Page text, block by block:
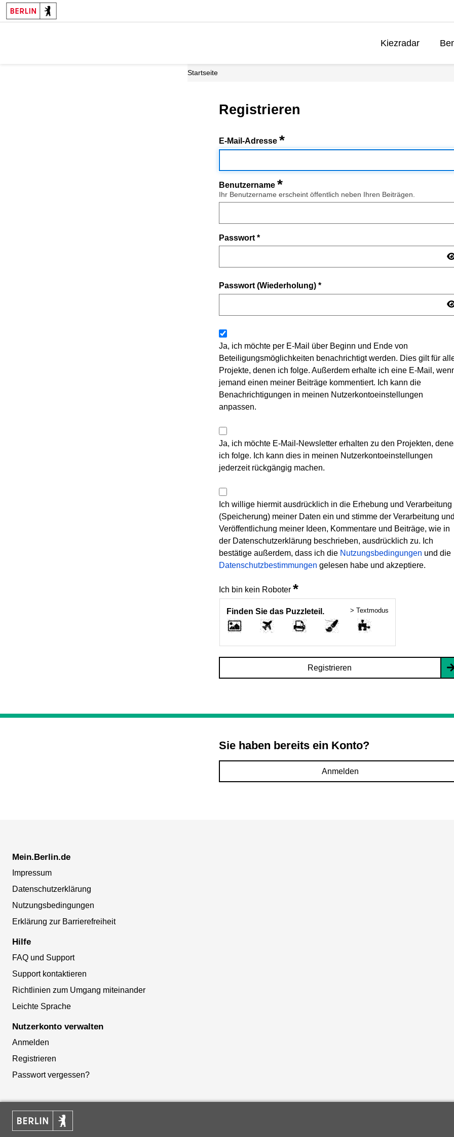
Kiezradar
Startseite
Registrieren
E-Mail-Adresse *
Benutzername *
Ihr Benutzername erscheint öffentlich neben Ihren Beiträgen.
Passwort *
Passwort (Wiederholung) *
Ja, ich möchte per E-Mail über Beginn und Ende von
Beteiligungsmöglichkeiten benachrichtigt werden. Dies gilt für
Projekte, denen ich folge. Außerdem erhalte ich eine E-Mail,
jemand einen meiner Beiträge kommentiert. Ich kann die
Benachrichtigungen in meinen Nutzerkontoeinstellungen
anpassen.
Ja, ich möchte E-Mail-Newsletter erhalten zu den Projekten,
ich folge. Ich kann dies in meinen Nutzerkontoeinstellungen
jederzeit rückgängig machen.
Ich willige hiermit ausdrücklich in die Erhebung und Verarbeitung
(Speicherung) meiner Daten ein und stimme der Verarbeitung und
Veröffentlichung meiner Ideen, Kommentare und Beiträge, wie in
der Datenschutzerklärung beschrieben, ausdrücklich zu. Ich
bestätige außerdem, dass ich die Nutzungsbedingungen und die
Datenschutzbestimmungen gelesen habe und akzeptiere.
Ich bin kein Roboter *
Finden Sie das Puzzleteil. > Textmodus
Registrieren
Sie haben bereits ein Konto?
Anmelden
Mein.Berlin.de
Impressum
Datenschutzerklärung
Nutzungsbedingungen
Erklärung zur Barrierefreiheit
Hilfe
FAQ und Support
Support kontaktieren
Richtlinien zum Umgang miteinander
Leichte Sprache
Nutzerkonto verwalten
Anmelden
Registrieren
Passwort vergessen?